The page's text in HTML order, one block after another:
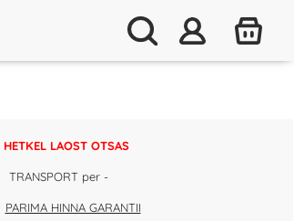
HETKEL LAOST OTSAS
TRANSPORT per -
PARIMA HINNA GARANTII